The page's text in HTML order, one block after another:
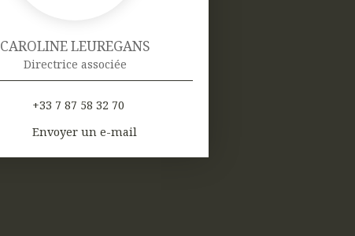
CAROLINE LEUREGANS
Directrice associée
+33 7 87 58 32 70
Envoyer un e-mail